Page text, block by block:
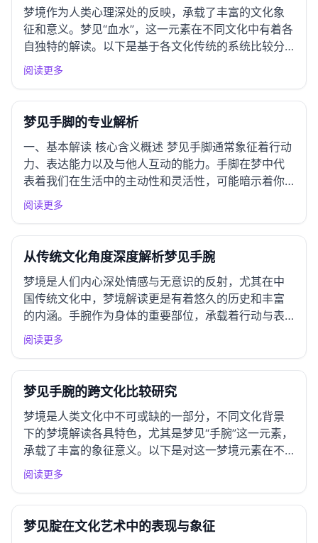
梦境作为人类心理深处的反映，承载了丰富的文化象
征和意义。梦见“血水”，这一元素在不同文化中有着各
自独特的解读。以下是基于各文化传统的系统比较分
析。 一、东亚文化圈解读 中国传统解梦 在中国传统
关。根据《周公解梦》，血水象征着情感的波动、生
活的变迁或健康的隐...
阅读更多
梦见手脚的专业解析
一、基本解读 核心含义概述 梦见手脚通常象征着行动
力、表达能力以及与他人互动的能力。手脚在梦中代
表着我们在生活中的主动性和灵活性，可能暗示着你
在处理某些事务时需要更加主动或灵活。手脚的状态
脚意味着良好的生活状态，而受伤或不适则可能暗示
着内心的不安或外界的...
阅读更多
从传统文化角度深度解析梦见手腕
梦境是人们内心深处情感与无意识的反射，尤其在中
国传统文化中，梦境解读更是有着悠久的历史和丰富
的内涵。手腕作为身体的重要部位，承载着行动与表
达的功能，梦见手腕的意义亦十分深远。 一、周公解
人的能力、力量和意志，梦见手腕往往与个人的行动
力和决策能力相关。...
阅读更多
梦见手腕的跨文化比较研究
梦境是人类文化中不可或缺的一部分，不同文化背景
下的梦境解读各具特色，尤其是梦见“手腕”这一元素，
承载了丰富的象征意义。以下是对这一梦境元素在不
同文化中的解读、象征及其意义的系统比较分析。
中，手腕通常被视为行动和表达的象征。《周公解
梦》中提到，梦见手腕...
阅读更多
梦见腚在文化艺术中的表现与象征